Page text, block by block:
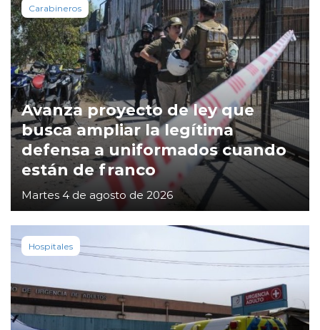
Carabineros
Avanza proyecto de ley que
busca ampliar la legítima
defensa a uniformados cuando
están de franco
Martes 4 de agosto de 2026
Hospitales